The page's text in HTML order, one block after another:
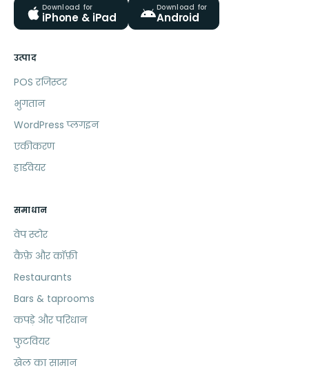
Download for
iPhone & iPad
Download for
Android
उत्पाद
POS रजिस्टर
भुगतान
WordPress प्लगइन
एकीकरण
हार्डवेयर
समाधान
वेप स्टोर
कैफ़े और कॉफ़ी
Restaurants
Bars & taprooms
कपड़े और परिधान
फुटवियर
खेल का सामान